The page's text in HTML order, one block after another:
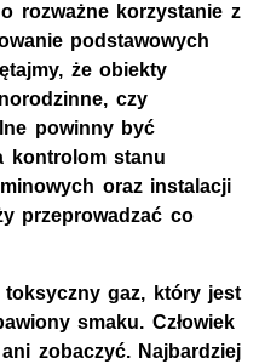
rozważne korzystanie z
podstawowych
że obiekty
czy
powinny być
kontrolom stanu
oraz instalacji
przeprowadzać co
gaz, który jest
smaku. Człowiek
zobaczyć. Najbardziej